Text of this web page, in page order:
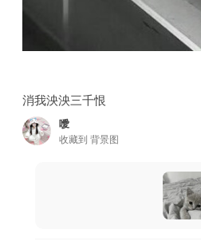
消我泱泱三千恨
噯
收藏到 背景图